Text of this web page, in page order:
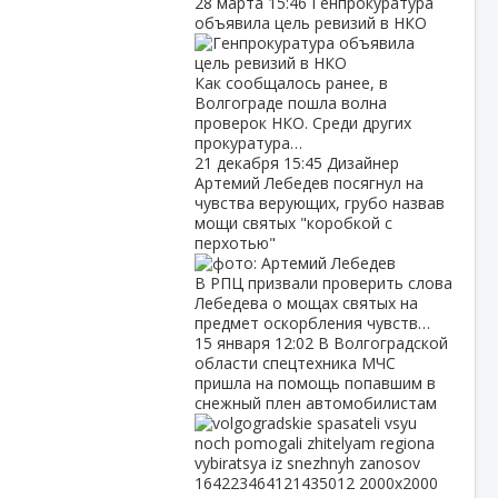
объявила цель ревизий в НКО
Как сообщалось ранее, в
Волгограде пошла волна
проверок НКО. Среди других
прокуратура…
21 декабря 15:45 Дизайнер
Артемий Лебедев посягнул на
чувства верующих, грубо назвав
мощи святых "коробкой с
перхотью"
В РПЦ призвали проверить слова
Лебедева о мощах святых на
предмет оскорбления чувств…
15 января 12:02 В Волгоградской
области спецтехника МЧС
пришла на помощь попавшим в
снежный плен автомобилистам